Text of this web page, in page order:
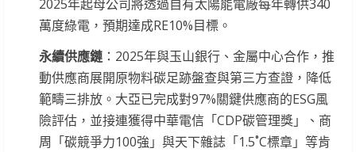
2025年起母公司將透過自有太陽能電廠每年轉供340
萬度綠電，預期達成RE10%目標。
永續供應鏈 ：2025年與玉山銀行、金屬中心合作，推
動供應商展開原物料碳足跡盤查與第三方查證，降低
範疇三排放。大亞已完成對97%關鍵供應商的ESG風
險評估，並接連獲得中華電信「CDP碳管理獎」、商
周「碳競爭力100強」與天下雜誌「1.5˚C標章」等肯